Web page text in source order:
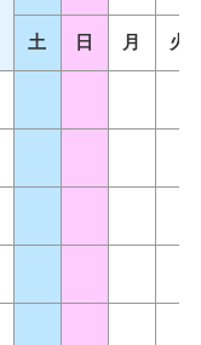
土 日 月 火